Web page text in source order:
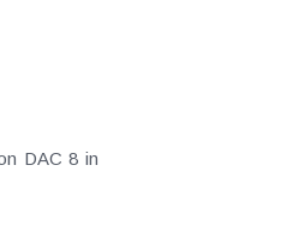
DAC 8 in